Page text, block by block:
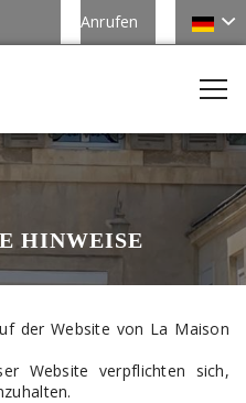
Anrufen
HINWEISE
der Website von La Maison
Website verpflichten sich,